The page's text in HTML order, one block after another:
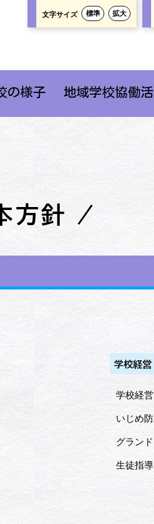
文字サイズ 標準 拡大
の様子 地域学校協働
方針
学校経営
学校経
いじめ
グラン
生徒指導